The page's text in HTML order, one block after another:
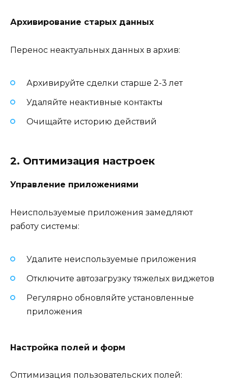
Архивирование старых данных
Перенос неактуальных данных в архив:
Архивируйте сделки старше 2-3 лет
Удаляйте неактивные контакты
Очищайте историю действий
2. Оптимизация настроек
Управление приложениями
Неиспользуемые приложения замедляют
работу системы:
Удалите неиспользуемые приложения
Отключите автозагрузку тяжелых виджетов
Регулярно обновляйте установленные
приложения
Настройка полей и форм
Оптимизация пользовательских полей: